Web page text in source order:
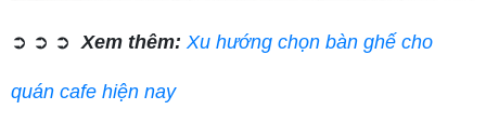
➲ ➲ ➲Xem thêm: Xu hướng chọn bàn ghế cho
quán cafe hiện nay